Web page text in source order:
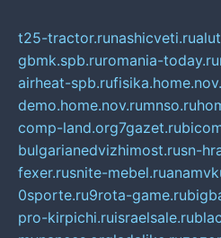
t25-tractor.runashicveti.ru
gbmk.spb.ruromania-today.ru
airheat-spb.ru
demo.home.nov.rumnso.ru
comp-land.org7gazet.ru
bulgarianedvizhimost.rusn-
fexer.rusnite-mebel.ru
0sporte.ru9rota-game.ru
pro-kirpichi.ruisraelsale.ru